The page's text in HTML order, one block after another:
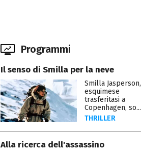
Programmi
Il senso di Smilla per la neve
Smilla Jasperson,
esquimese
trasferitasi a
Copenhagen, so...
THRILLER
Alla ricerca dell'assassino